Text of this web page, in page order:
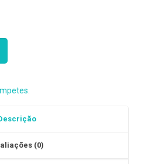
(0)